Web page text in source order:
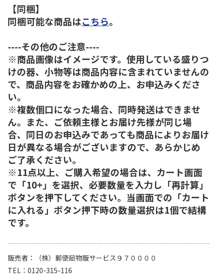
【同梱】
同梱可能な商品はこちら。
----その他のご注意----
※商品画像はイメージです。使用している盛りつ
けの器、小物等は商品内容に含まれていませんの
で、商品内容をお確かめの上、お申込みくださ
い。
※複数個口になった場合、同時発送はできませ
ん。また、ご依頼主様とお届け先様が同じ場
合、同日のお申込みであっても商品によりお届け
日が異なる場合がございますので、あらかじめ
ご了承ください。
※11点以上、ご購入希望の場合は、カート画面
で「10+」を選択、必要数量を入力し「再計算」
ボタンを押下してください。当画面での「カート
に入れる」ボタン押下時の数量選択は1個で結構
です。
販売者
（株）郵便局物販サービス９７００００
TEL
0120-315-116